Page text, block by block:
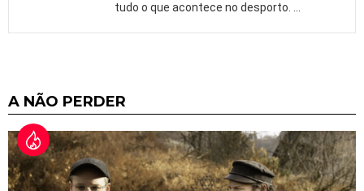
tudo o que acontece no desporto. …
A NÃO PERDER